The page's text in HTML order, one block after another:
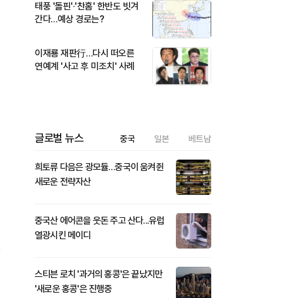
태풍 '돌핀'·'찬홈' 한반도 빗겨
간다…예상 경로는?
이재룡 재판行…다시 떠오른
연예계 '사고 후 미조치' 사례
글로벌 뉴스 중국 일본 베트남
희토류 다음은 광모듈…중국이 움켜쥔
새로운 전략자산
중국산 에어콘을 웃돈 주고 산다...유럽
열광시킨 메이디
스티븐 로치 '과거의 홍콩'은 끝났지만
'새로운 홍콩'은 진행중